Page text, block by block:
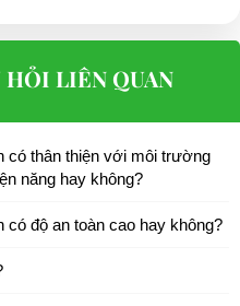
HỎI LIÊN QUAN
có thân thiện với môi trường
năng hay không?
có độ an toàn cao hay không?